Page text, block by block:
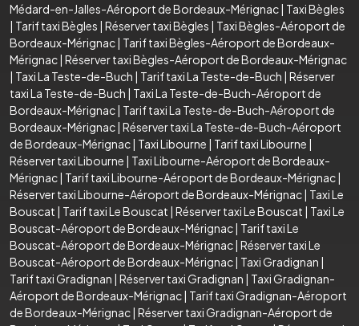
Médard-en-Jalles-Aéroport de Bordeaux-Mérignac| Taxi Bègles
| Tarif taxi Bègles | Réserver taxi Bègles | Taxi Bègles-Aéroport de
Bordeaux-Mérignac| Tarif taxi Bègles-Aéroport de Bordeaux-
Mérignac| Réserver taxi Bègles-Aéroport de Bordeaux-Mérignac
| Taxi La Teste-de-Buch | Tarif taxi La Teste-de-Buch | Réserver
taxi La Teste-de-Buch | Taxi La Teste-de-Buch-Aéroport de
Bordeaux-Mérignac| Tarif taxi La Teste-de-Buch-Aéroport de
Bordeaux-Mérignac| Réserver taxi La Teste-de-Buch-Aéroport
de Bordeaux-Mérignac| Taxi Libourne | Tarif taxi Libourne |
Réserver taxi Libourne | Taxi Libourne-Aéroport de Bordeaux-
Mérignac| Tarif taxi Libourne-Aéroport de Bordeaux-Mérignac|
Réserver taxi Libourne-Aéroport de Bordeaux-Mérignac| Taxi Le
Bouscat | Tarif taxi Le Bouscat | Réserver taxi Le Bouscat | Taxi Le
Bouscat-Aéroport de Bordeaux-Mérignac| Tarif taxi Le
Bouscat-Aéroport de Bordeaux-Mérignac| Réserver taxi Le
Bouscat-Aéroport de Bordeaux-Mérignac| Taxi Gradignan |
Tarif taxi Gradignan | Réserver taxi Gradignan | Taxi Gradignan-
Aéroport de Bordeaux-Mérignac| Tarif taxi Gradignan-Aéroport
de Bordeaux-Mérignac| Réserver taxi Gradignan-Aéroport de